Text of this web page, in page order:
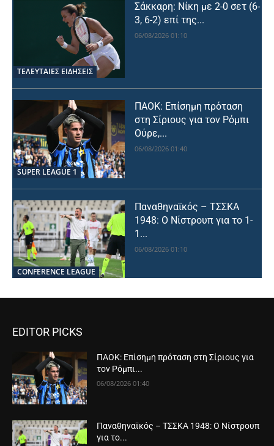
ΤΕΛΕΥΤΑΙΕΣ ΕΙΔΗΣΕΙΣ
Σάκκαρη: Νίκη με 2-0 σετ (6-
3, 6-2) επί της...
06/08/2026 01:10
SUPER LEAGUE 1
ΠΑΟΚ: Επίσημη πρόταση
στη Σίριους για τον Ρόμπι
Ούρε,...
06/08/2026 01:40
CONFERENCE LEAGUE
Παναθηναϊκός – ΤΣΣΚΑ
1948: Ο Νίστρουπ για το 1-
1...
06/08/2026 01:10
EDITOR PICKS
ΠΑΟΚ: Επίσημη πρόταση στη Σίριους για
τον Ρόμπι...
06/08/2026 01:40
Παναθηναϊκός – ΤΣΣΚΑ 1948: Ο Νίστρουπ
για το...